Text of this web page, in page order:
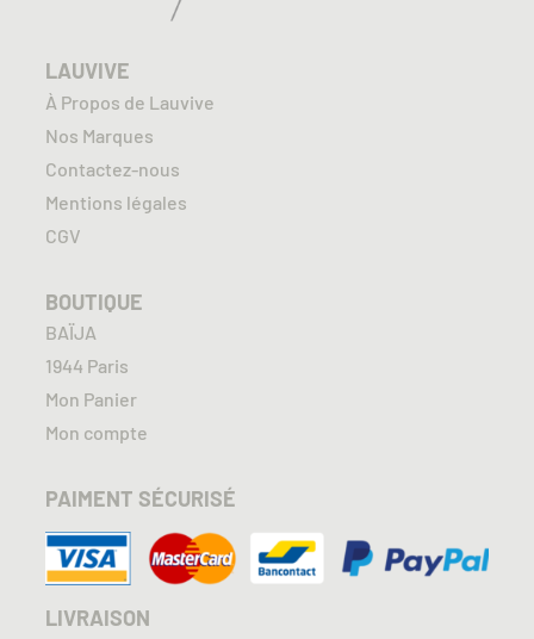
LAUVIVE
À Propos de Lauvive
Nos Marques
Contactez-nous
Mentions légales
CGV
BOUTIQUE
BAÏJA
1944 Paris
Mon Panier
Mon compte
PAIMENT SÉCURISÉ
LIVRAISON